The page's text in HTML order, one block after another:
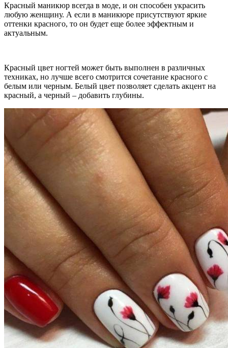
Красный маникюр всегда в моде, и он способен украсить
любую женщину. А если в маникюре присутствуют яркие
оттенки красного, то он будет еще более эффектным и
актуальным.
Красный цвет ногтей может быть выполнен в различных
техниках, но лучше всего смотрится сочетание красного с
белым или черным. Белый цвет позволяет сделать акцент на
красный, а черный – добавить глубины.